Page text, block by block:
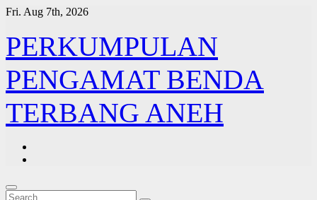
Skip
content
Fri. Aug 7th, 2026
PERKUMPULAN
PENGAMAT BENDA
TERBANG ANEH